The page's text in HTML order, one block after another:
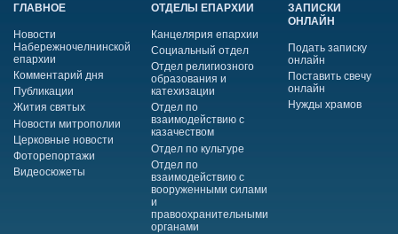
ГЛАВНОЕ
Новости
Набережночелнинской
епархии
Комментарий дня
Публикации
Жития святых
Новости митрополии
Церковные новости
Фоторепортажи
Видеосюжеты
ОТДЕЛЫ ЕПАРХИИ
Канцелярия епархии
Социальный отдел
Отдел религиозного
образования и
катехизации
Отдел по
взаимодействию с
казачеством
Отдел по культуре
Отдел по
взаимодействию с
вооруженными силами
и
правоохранительными
органами
ЗАПИСКИ
ОНЛАЙН
Подать записку
онлайн
Поставить свечу
онлайн
Нужды храмов